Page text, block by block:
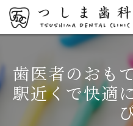
歯医者のおも
駅近くで快適